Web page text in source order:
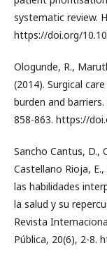
systematic review.
https://doi.org/
Ologunde, R.,
(2014). Surgical
burden and
858-863. https://
Sancho Cantus, D.,
Castellano Rioja,
las habilidades
la salud y su
Revista
Pública, 20(6), 2-8.